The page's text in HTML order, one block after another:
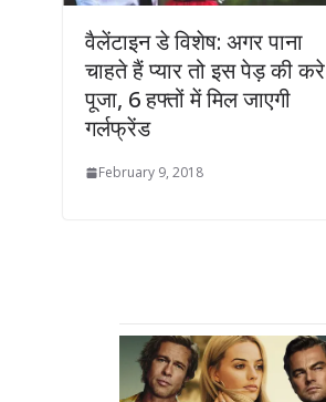
वैलेंटाइन डे विशेष: अगर पाना
चाहते हैं प्‍यार तो इस पेड़ की करे
पूजा, 6 हफ्तों में मिल जाएगी
गर्लफ्रेंड
February 9, 2018